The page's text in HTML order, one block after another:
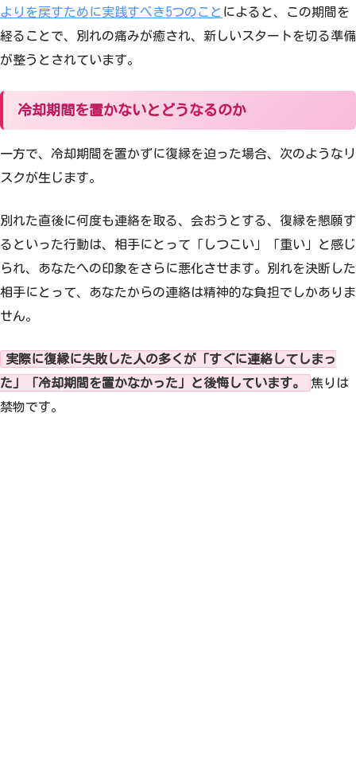
よりを戻すために実践すべき5つのこと によると、この期間を
経ることで、別れの痛みが癒され、新しいスタートを切る準備
が整うとされています。
冷却期間を置かないとどうなるのか
一方で、冷却期間を置かずに復縁を迫った場合、次のようなリ
スクが生じます。
別れた直後に何度も連絡を取る、会おうとする、復縁を懇願す
るといった行動は、相手にとって「しつこい」「重い」と感じ
られ、あなたへの印象をさらに悪化させます。別れを決断した
相手にとって、あなたからの連絡は精神的な負担でしかありま
せん。
実際に復縁に失敗した人の多くが「すぐに連絡してしまっ
た」「冷却期間を置かなかった」と後悔しています。
焦りは
禁物です。